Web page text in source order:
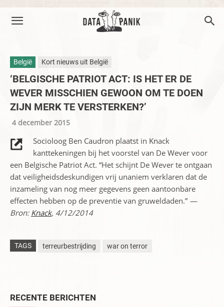
België Kort nieuws uit België
‘BELGISCHE PATRIOT ACT: IS HET ER DE
WEVER MISSCHIEN GEWOON OM TE DOEN
ZIJN MERK TE VERSTERKEN?’
4 december 2015
Socioloog Ben Caudron plaatst in Knack
kanttekeningen bij het voorstel van De Wever voor
een Belgische Patriot Act. “Het schijnt De Wever te ontgaan
dat veiligheidsdeskundigen vrij unaniem verklaren dat de
inzameling van nog meer gegevens geen aantoonbare
effecten hebben op de preventie van gruweldaden.” —
Bron: Knack, 4/12/2014
TAGS terreurbestrijding war on terror
RECENTE BERICHTEN